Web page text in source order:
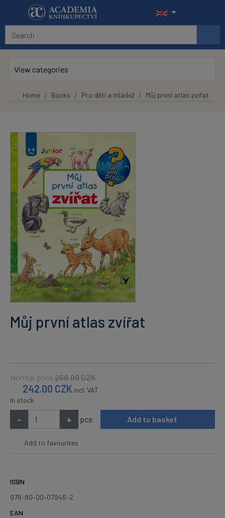
Skip to main content
View categories
Home Books Pro děti a mládež Můj první atlas zvířat
Můj první atlas zvířat
Normal price 269.00CZK
242.00 CZK incl. VAT
In stock
- + pcs Add to basket
Add to favourites
ISBN
978-80-00-07946-2
EAN